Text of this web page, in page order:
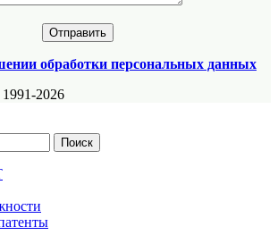
обработки персональных данных
2026
Поиск